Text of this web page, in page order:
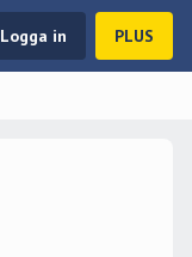
Logga in PLUS